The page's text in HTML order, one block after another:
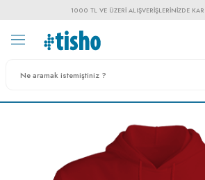
1000 TL VE ÜZERI ALIŞVERIŞLERINIZDE